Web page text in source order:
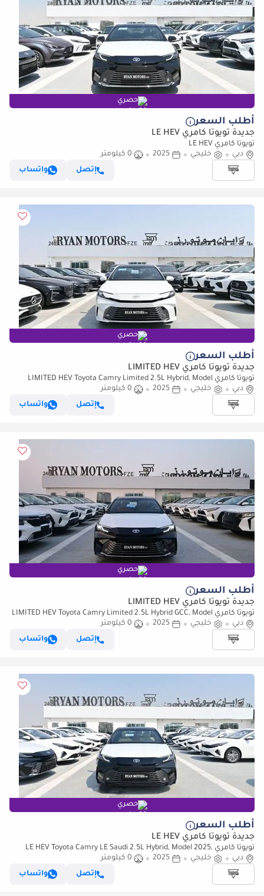
حصري
أطلب السعر
جديدة تويوتا كامري LE HEV
تويوتا كامري LE HEV
دبي
خليجي 2025
0 كيلومتر
إتصل
واتساب
حصري
أطلب السعر
جديدة تويوتا كامري LIMITED HEV
تويوتا كامري LIMITED HEV Toyota Camry Limited 2.5L Hybrid, Model
2025, Color White
دبي خليجي 2025
0 كيلومتر
إتصل
واتساب
حصري
أطلب السعر
جديدة تويوتا كامري LIMITED HEV
تويوتا كامري LIMITED HEV Toyota Camry Limited 2.5L Hybrid GCC, Model
2025, Color Black
دبي خليجي 2025
0 كيلومتر
إتصل
واتساب
حصري
أطلب السعر
جديدة تويوتا كامري LE HEV
تويوتا كامري LE HEV Toyota Camry LE Saudi 2.5L Hybrid, Model 2025,
Color Black
دبي خليجي 2025
0 كيلومتر
إتصل
واتساب